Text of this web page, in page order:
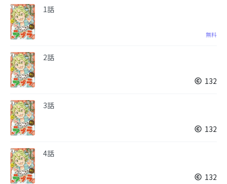
1話
無料
2話
132
3話
132
4話
132